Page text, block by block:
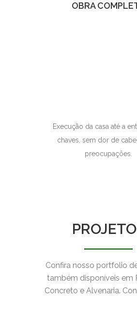
OBRA
Execução da casa até a
chaves, sem dor de
preocupações.
Confira nosso portfolio
também disponíveis em
Concreto e Alvenaria.